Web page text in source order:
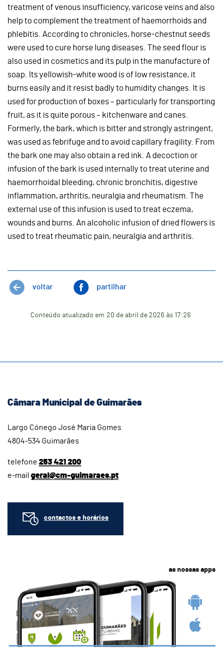
treatment of venous insufficiency, varicose veins and also
help to complement the treatment of haemorrhoids and
phlebitis. According to chronicles, horse-chestnut seeds
were used to cure horse lung diseases. The seed flour is
also used in cosmetics and its pulp in the manufacture of
soap. Its yellowish-white wood is of low resistance, it
burns easily and it resist badly to humidity changes. It is
used for production of boxes – particularly for transporting
fruit, as it is quite porous – kitchenware and canes.
Formerly, the bark, which is bitter and strongly astringent,
was used as febrifuge and to avoid capillary fragility. From
the bark one may also obtain a red ink. A decoction or
infusion of the bark is used internally to treat uterine and
haemorrhoidal bleeding, chronic bronchitis, digestive
inflammation, arthritis, neuralgia and rheumatism. The
external use of this infusion is used to treat eczema,
wounds and burns. An alcoholic infusion of dried flowers is
used to treat rheumatic pain, neuralgia and arthritis.
voltar partilhar
Conteúdo atualizado em 20 de abril de 2026 às 17:26
Câmara Municipal de Guimarães
Largo Cónego José Maria Gomes
4804-534 Guimarães
telefone 253 421 200
e-mail geral@cm-guimaraes.pt
contactos e horários
as nossas apps